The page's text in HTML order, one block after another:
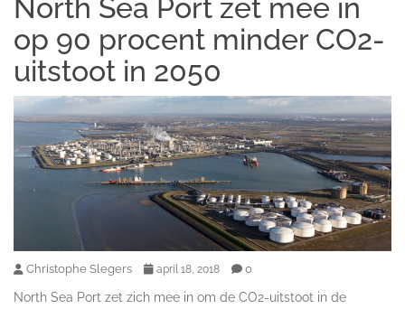
North Sea Port zet mee in
op 90 procent minder CO2-
uitstoot in 2050
Christophe Slegers april 18, 2018 0
North Sea Port zet zich mee in om de CO2-uitstoot in de